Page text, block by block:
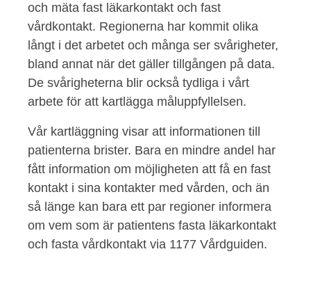
och mäta fast läkarkontakt och fast
vårdkontakt. Regionerna har kommit olika
långt i det arbetet och många ser svårigheter,
bland annat när det gäller tillgången på data.
De svårigheterna blir också tydliga i vårt
arbete för att kartlägga måluppfyllelsen.
Vår kartläggning visar att informationen till
patienterna brister. Bara en mindre andel har
fått information om möjligheten att få en fast
kontakt i sina kontakter med vården, och än
så länge kan bara ett par regioner informera
om vem som är patientens fasta läkarkontakt
och fasta vårdkontakt via 1177 Vårdguiden.